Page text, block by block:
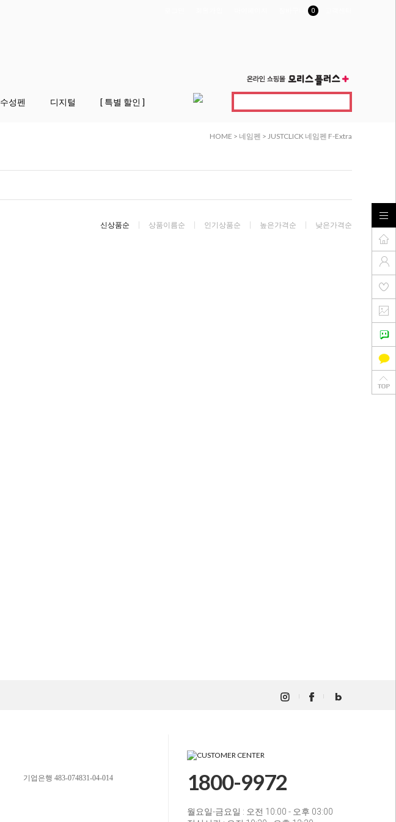
0
수성펜 디지털 [ 특별 할인 ]
HOME > 네임펜 > JUSTCLICK 네임펜 F-Extra
신상품순 상품이름순 인기상품순 높은가격순 낮은가격순
기업은행 483-074831-04-014 1800-9972
월요일-금요일 : 오전 10:00 - 오후 03:00